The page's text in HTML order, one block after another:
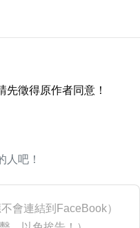
先徵得原作者同意！
人吧！
不會連結到FaceBook）